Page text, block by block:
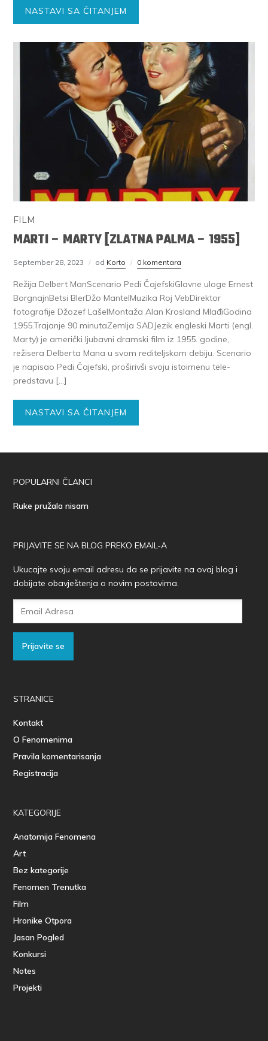
NASTAVI SA ČITANJEM
FILM
MARTI – MARTY [ZLATNA PALMA – 1955]
September 28, 2023 od Korto 0 komentara
Režija Delbert ManScenario Pedi ČajefskiGlavne uloge Ernest
BorgnajnBetsi BlerDžo MantelMuzika Roj VebDirektor
fotografije Džozef LašelMontaža Alan Krosland MlađiGodina
1955.Trajanje 90 minutaZemlja SADJezik engleski Marti (engl.
Marty) je američki ljubavni dramski film iz 1955. godine,
režisera Delberta Mana u svom rediteljskom debiju. Scenario
je napisao Pedi Čajefski, proširivši svoju istoimenu tele-
predstavu […]
NASTAVI SA ČITANJEM
POPULARNI ČLANCI
Ruke pružala nisam
PRIJAVITE SE NA BLOG PREKO EMAIL-A
Ukucajte svoju email adresu da se prijavite na ovaj blog i
dobijate obavještenja o novim postovima.
Prijavite se
STRANICE
Kontakt
O Fenomenima
Pravila komentarisanja
Registracija
KATEGORIJE
Anatomija Fenomena
Art
Bez kategorije
Fenomen Trenutka
Film
Hronike Otpora
Jasan Pogled
Konkursi
Notes
Projekti